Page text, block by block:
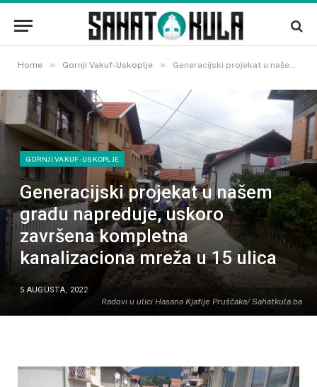
Home » Gornji Vakuf-Uskoplje » Generacijski projekat u našem gradu napreduje, uskoro završena kompletna kanalizaciona mreža u 15 ulica
Radovi u ulici Hasana Kjafije Pruščaka/ Sahatkula.ba
GORNJI VAKUF-USKOPLJE
Generacijski projekat u našem
gradu napreduje, uskoro
završena kompletna
kanalizaciona mreža u 15 ulica
5 AUGUSTA, 2022